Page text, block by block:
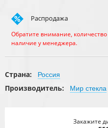
Распродажа
Обратите внимание,
наличие у менеджера.
Страна: Россия
Производитель: Мир стекла
Закажите